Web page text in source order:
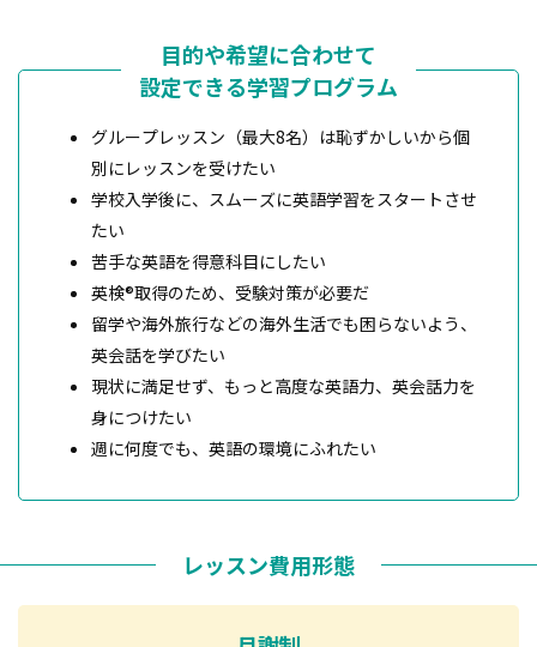
目的や希望に合わせて
設定できる学習プログラム
グループレッスン（最大8名）は恥ずかしいから個
別にレッスンを受けたい
学校入学後に、スムーズに英語学習をスタートさせ
たい
苦手な英語を得意科目にしたい
英検®取得のため、受験対策が必要だ
留学や海外旅行などの海外生活でも困らないよう、
英会話を学びたい
現状に満足せず、もっと高度な英語力、英会話力を
身につけたい
週に何度でも、英語の環境にふれたい
レッスン費用形態